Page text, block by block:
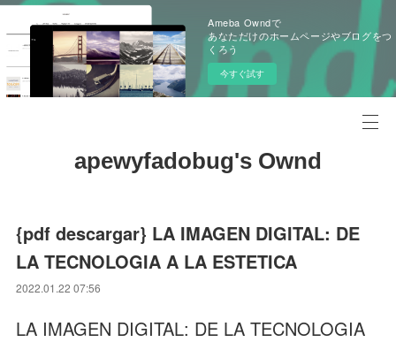
Ameba Owndで
あなただけのホームページやブログをつ
くろう
今すぐ試す
apewyfadobug's Ownd
{pdf descargar} LA IMAGEN DIGITAL: DE
LA TECNOLOGIA A LA ESTETICA
2022.01.22 07:56
LA IMAGEN DIGITAL: DE LA TECNOLOGIA